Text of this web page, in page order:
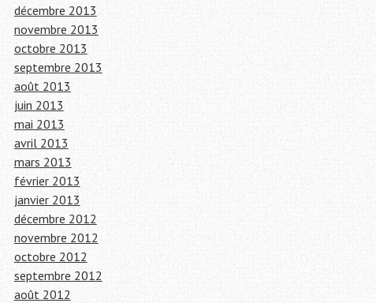
décembre 2013
novembre 2013
octobre 2013
septembre 2013
août 2013
juin 2013
mai 2013
avril 2013
mars 2013
février 2013
janvier 2013
décembre 2012
novembre 2012
octobre 2012
septembre 2012
août 2012